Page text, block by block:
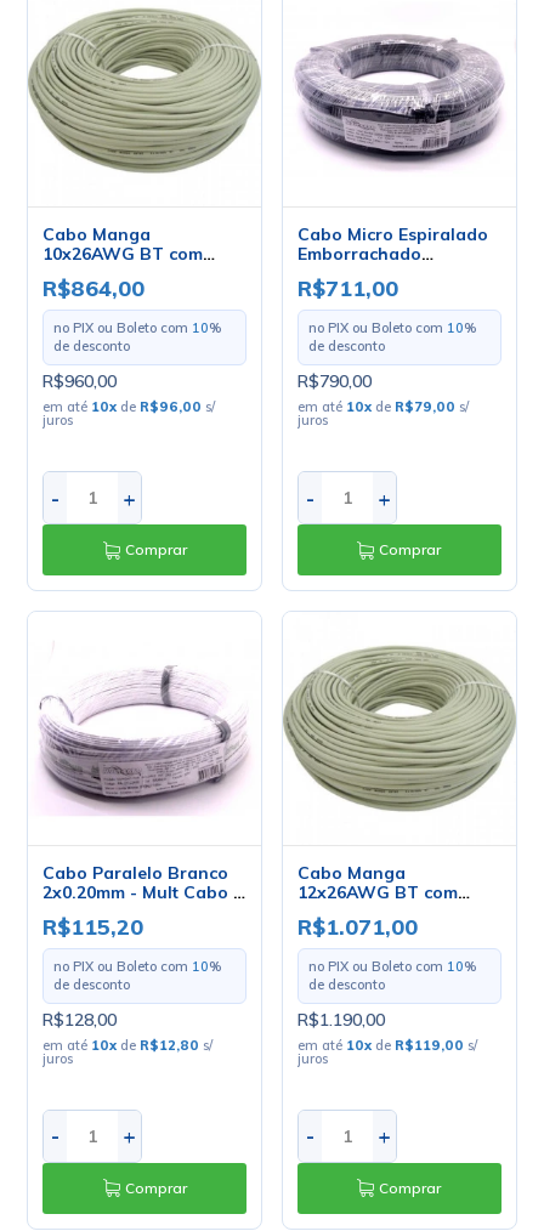
Cabo Manga
10x26AWG BT com
Blindagem - Mult Cabo
- Rolo com 100 Metros
R$864,00
no PIX ou Boleto com 10%
de desconto
R$960,00
em até 10x de R$96,00 s/
juros
- +
Comprar
Cabo Micro Espiralado
Emborrachado
2x0.50mm - Mult Cabo -
Rolo Com 100 Metros
R$711,00
no PIX ou Boleto com 10%
de desconto
R$790,00
em até 10x de R$79,00 s/
juros
- +
Comprar
Cabo Paralelo Branco
2x0.20mm - Mult Cabo -
Rolo Com 100 Metros
R$115,20
no PIX ou Boleto com 10%
de desconto
R$128,00
em até 10x de R$12,80 s/
juros
- +
Comprar
Cabo Manga
12x26AWG BT com
Blindagem - Mult Cabo
- Rolo com 100 Metros
R$1.071,00
no PIX ou Boleto com 10%
de desconto
R$1.190,00
em até 10x de R$119,00 s/
juros
- +
Comprar